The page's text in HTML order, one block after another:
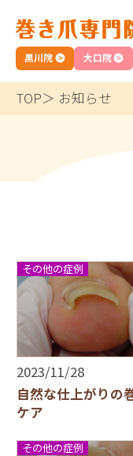
黒川院 大口院
TOP お知らせ
その他の症例
2023/11/28
自然な仕上がりの
ケア
その他の症例